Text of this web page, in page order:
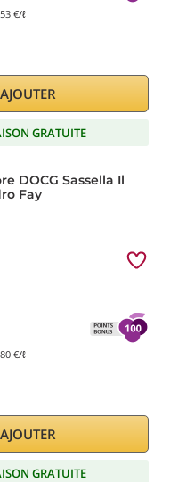
€/ℓ
AJOUTER
GRATUITE
DOCG Sassella Il
Fay
€/ℓ
AJOUTER
GRATUITE